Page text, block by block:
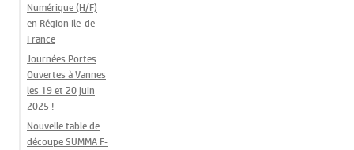
Numérique (H/F)
en Région Ile-de-
France
Journées Portes
Ouvertes à Vannes
les 19 et 20 juin
2025 !
Nouvelle table de
découpe SUMMA F-